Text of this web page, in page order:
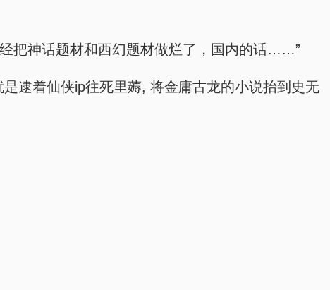
把神话题材和西幻题材做烂了，国内的话……”
逮着仙侠ip往死里薅, 将金庸古龙的小说抬到史无